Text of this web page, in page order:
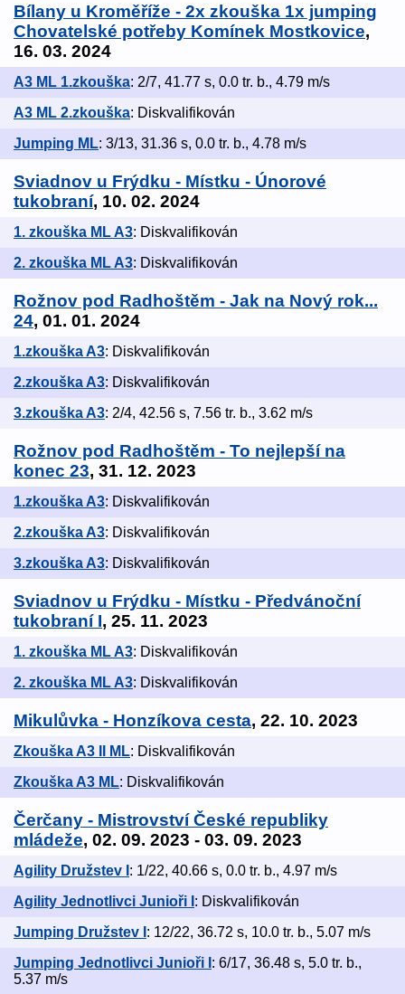
Bílany u Kroměříže - 2x zkouška 1x jumping
Chovatelské potřeby Komínek Mostkovice,
16. 03. 2024
A3 ML 1.zkouška: 2/7, 41.77 s, 0.0 tr. b., 4.79 m/s
A3 ML 2.zkouška: Diskvalifikován
Jumping ML: 3/13, 31.36 s, 0.0 tr. b., 4.78 m/s
Sviadnov u Frýdku - Místku - Únorové
tukobraní, 10. 02. 2024
1. zkouška ML A3: Diskvalifikován
2. zkouška ML A3: Diskvalifikován
Rožnov pod Radhoštěm - Jak na Nový rok...
24, 01. 01. 2024
1.zkouška A3: Diskvalifikován
2.zkouška A3: Diskvalifikován
3.zkouška A3: 2/4, 42.56 s, 7.56 tr. b., 3.62 m/s
Rožnov pod Radhoštěm - To nejlepší na
konec 23, 31. 12. 2023
1.zkouška A3: Diskvalifikován
2.zkouška A3: Diskvalifikován
3.zkouška A3: Diskvalifikován
Sviadnov u Frýdku - Místku - Předvánoční
tukobraní I, 25. 11. 2023
1. zkouška ML A3: Diskvalifikován
2. zkouška ML A3: Diskvalifikován
Mikulůvka - Honzíkova cesta, 22. 10. 2023
Zkouška A3 II ML: Diskvalifikován
Zkouška A3 ML: Diskvalifikován
Čerčany - Mistrovství České republiky
mládeže, 02. 09. 2023 - 03. 09. 2023
Agility Družstev I : 1/22, 40.66 s, 0.0 tr. b., 4.97 m/s
Agility Jednotlivci Junioři I : Diskvalifikován
Jumping Družstev I : 12/22, 36.72 s, 10.0 tr. b., 5.07 m/s
Jumping Jednotlivci Junioři I : 6/17, 36.48 s, 5.0 tr. b.,
5.37 m/s